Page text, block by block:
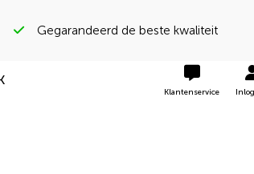
Gegarandeerd de beste kwaliteit
Klantenservice